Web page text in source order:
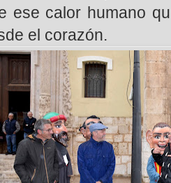
ese calor humano
el corazón.